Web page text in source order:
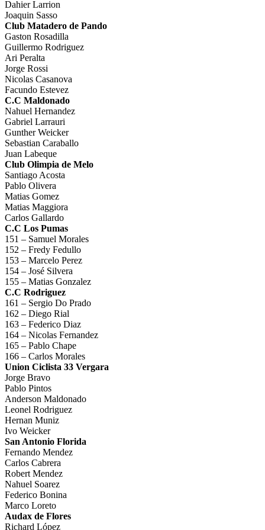
Dahier Larrion
Joaquin Sasso
Club Matadero de Pando
Gaston Rosadilla
Guillermo Rodriguez
Ari Peralta
Jorge Rossi
Nicolas Casanova
Facundo Estevez
C.C Maldonado
Nahuel Hernandez
Gabriel Larrauri
Gunther Weicker
Sebastian Caraballo
Juan Labeque
Club Olimpia de Melo
Santiago Acosta
Pablo Olivera
Matias Gomez
Matias Maggiora
Carlos Gallardo
C.C Los Pumas
151 – Samuel Morales
152 – Fredy Fedullo
153 – Marcelo Perez
154 – José Silvera
155 – Matias Gonzalez
C.C Rodriguez
161 – Sergio Do Prado
162 – Diego Rial
163 – Federico Diaz
164 – Nicolas Fernandez
165 – Pablo Chape
166 – Carlos Morales
Union Ciclista 33 Vergara
Jorge Bravo
Pablo Pintos
Anderson Maldonado
Leonel Rodriguez
Hernan Muniz
Ivo Weicker
San Antonio Florida
Fernando Mendez
Carlos Cabrera
Robert Mendez
Nahuel Soarez
Federico Bonina
Marco Loreto
Audax de Flores
Richard López